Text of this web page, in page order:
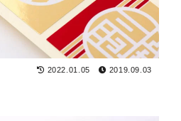
2022.01.05 2019.09.03